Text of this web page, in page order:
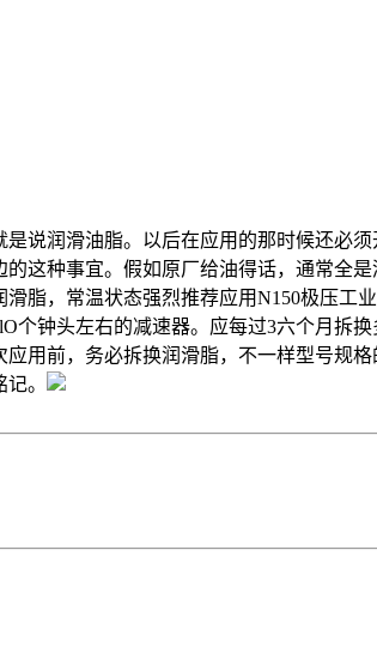
说润滑油脂。以后在应用的那时候还必
这种事宜。假如原厂给油得话，通常全
脂，常温状态强烈推荐应用N150极压工
钟头左右的减速器。应每过3六个月拆
用前，务必拆换润滑脂，不一样型号规
。